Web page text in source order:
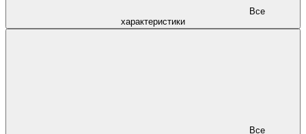
характеристики